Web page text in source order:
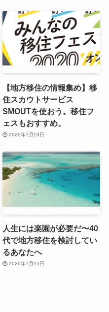
【地方移住の情報集め】移
住スカウトサービス
SMOUTを使おう。移住フ
ェスもおすすめ。
2020年7月19日
人生には楽園が必要だ〜40
代で地方移住を検討してい
るあなたへ
2020年7月15日